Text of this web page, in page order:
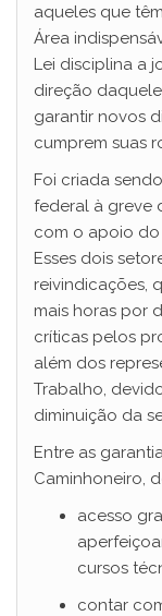
aqueles que
Área
Lei disciplina a
direção
garantir novos
cumprem suas
Foi criada
federal à greve
com o apoio
Esses dois
reivindicações,
mais horas por
críticas pelos
além dos
Trabalho,
diminuição da
Entre as
Caminhoneiro,
acesso
cursos
contar